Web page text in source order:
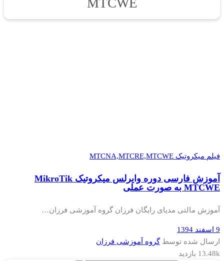
MTCWE
فیلم میکروتیک MTCNA,MTCRE,MTCWE
آموزش فارسی دوره وایرلس میکروتیک MikroTik
MTCWE به صورت عملی
آموزش مالتی مدیای رایگان فرزان گروه آموزشی فرزان…
9 اسفند 1394
ارسال شده توسطگروه آموزشی فرزان
13.48k بازدید